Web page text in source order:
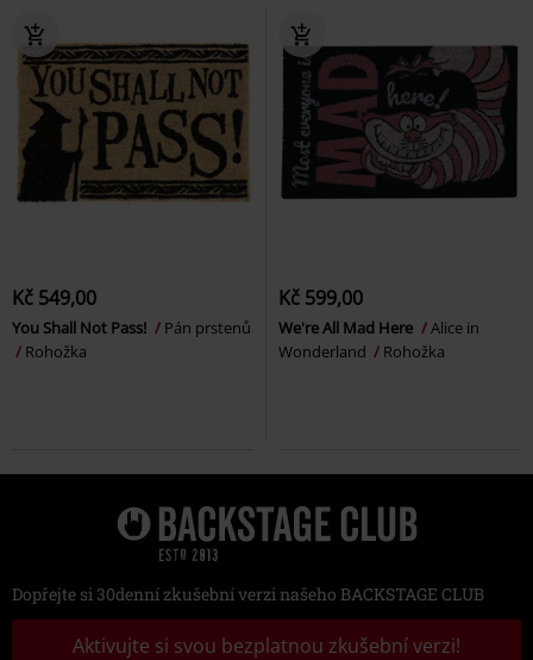
Kč 549,00
You Shall Not Pass!
Pán prstenů
Rohožka
Kč 599,00
We're All Mad Here
Alice in
Wonderland
Rohožka
Dopřejte si 30denní zkušební verzi našeho BACKSTAGE CLUB
Aktivujte si svou bezplatnou zkušební verzi!